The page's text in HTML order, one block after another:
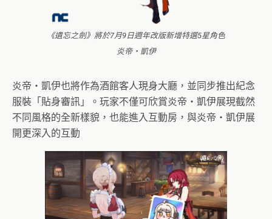
《遺忘之劍》將於7月9日週年改版新增特選5星角色
炎帝‧凱伊
炎帝‧凱伊也將作為酒館客人現身大廳，並同步推出紀念
服裝「貼身審訊」。玩家不僅可欣賞炎帝‧凱伊展現截然
不同風格的全新樣貌，也能進入互動房，與炎帝‧凱伊展
開更深入的互動